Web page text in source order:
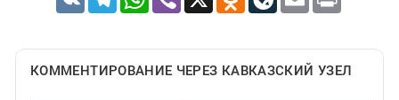
КОММЕНТИРОВАНИЕ ЧЕРЕЗ КАВКАЗСКИЙ УЗЕЛ